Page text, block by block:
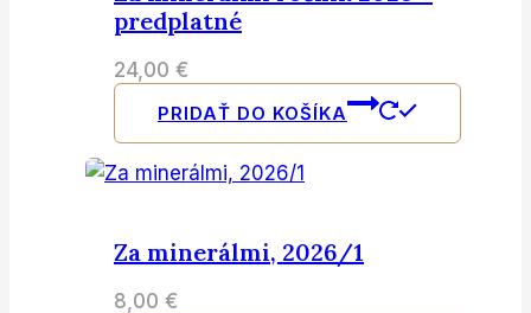
predplatné
24,00 €
PRIDAŤ DO KOŠÍKA
Za minerálmi, 2026/1
8,00 €